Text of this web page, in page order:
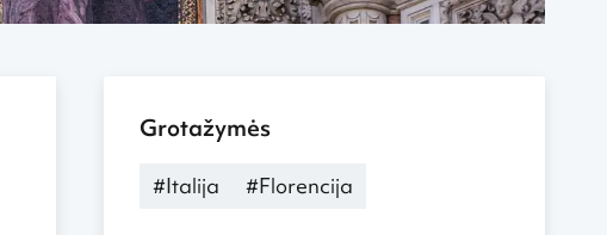
Grotažymės
#Italija #Florencija